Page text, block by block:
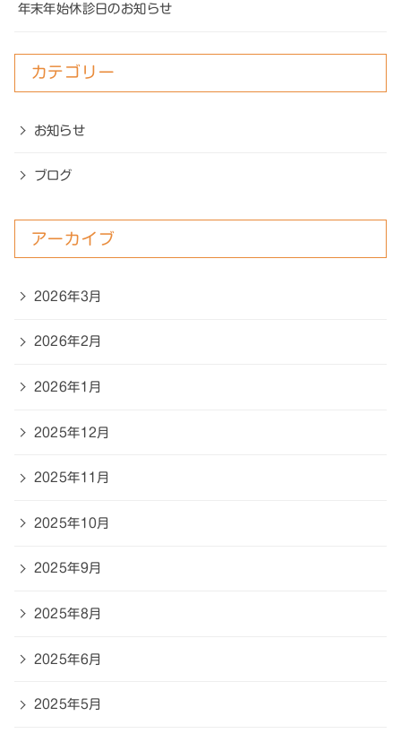
年末年始休診日のお知らせ
カテゴリー
お知らせ
ブログ
アーカイブ
2026年3月
2026年2月
2026年1月
2025年12月
2025年11月
2025年10月
2025年9月
2025年8月
2025年6月
2025年5月